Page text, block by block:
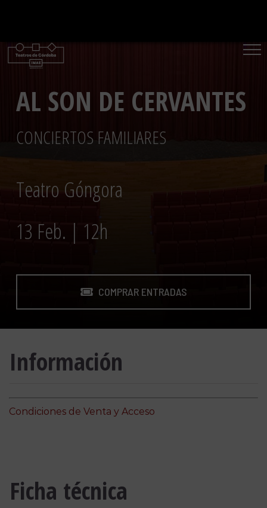
contenido
AL SON DE CERVANTES
CONCIERTOS FAMILIARES
Teatro Góngora
13 Feb. | 12h
COMPRAR ENTRADAS
Información
Condiciones de Venta y Acceso
Ficha técnica